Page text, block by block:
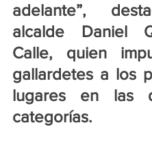
adelante”,
alcalde Daniel
Calle, quien
gallardetes a los
lugares en las
categorías.